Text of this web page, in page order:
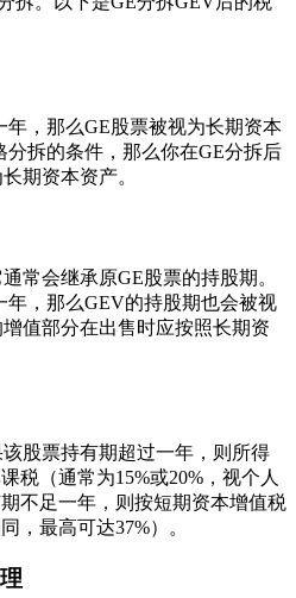
，那么GE股票被视为长期资本
分拆的条件，那么你在GE分拆后
期资本资产。
常会继承原GE股票的持股期。
年，那么GEV的持股期也会被视
值部分在出售时应按照长期资
股票持有期超过一年，则所得
税（通常为15%或20%，视个人
不足一年，则按短期资本增值税
，最高可达37%）。